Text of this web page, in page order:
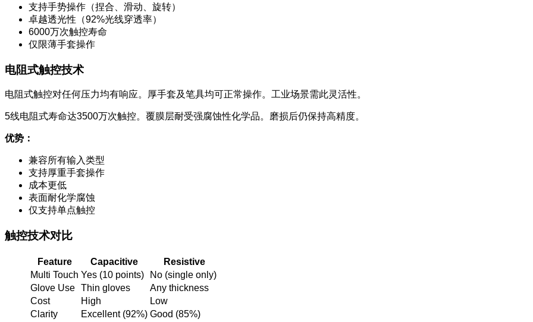
支持手势操作（捏合、滑动、旋转）
卓越透光性（92%光线穿透率）
6000万次触控寿命
仅限薄手套操作
电阻式触控技术
电阻式触控对任何压力均有响应。厚手套及笔具均可正常操作。工业场景需此灵活性。
5线电阻式寿命达3500万次触控。覆膜层耐受强腐蚀性化学品。磨损后仍保持高精度。
优势：
兼容所有输入类型
支持厚重手套操作
成本更低
表面耐化学腐蚀
仅支持单点触控
触控技术对比
Feature Capacitive
Resistive
Multi Touch Yes (10 points)
No (single only)
Glove Use Thin gloves
Any thickness
Cost
High
Low
Clarity
Excellent (92%) Good (85%)